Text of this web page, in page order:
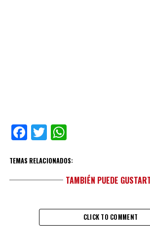
Facebook
TwitterWhatsApp
TEMAS RELACIONADOS:
TAMBIÉN PUEDE
CLICK TO COMMENT